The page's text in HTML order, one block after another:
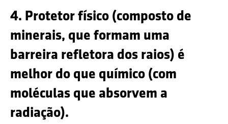
4. Protetor físico (composto de
minerais, que formam uma
barreira refletora dos raios) é
melhor do que químico (com
moléculas que absorvem a
radiação).